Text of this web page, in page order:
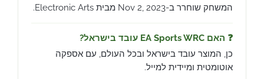
המשחק שוחרר ב-Nov 2, 2023 מבית Electronic Arts.
❓ האם EA Sports WRC עובד בישראל?
כן, המוצר עובד בישראל ובכל העולם, עם אספקה
אוטומטית ומיידית למייל.